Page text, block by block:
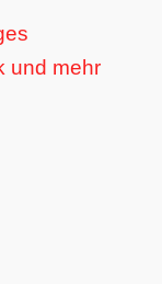
und mehr